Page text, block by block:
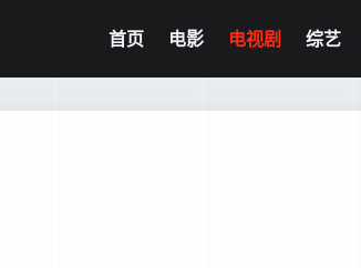
首页 电影 电视剧 综艺